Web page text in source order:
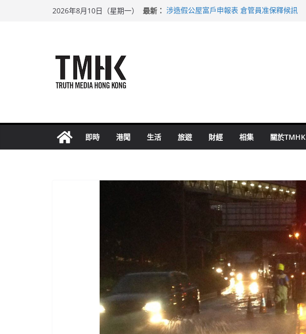
2026年8月10日（星期一） 最新： 涉造假公屋富戶申報表 倉管員准保釋候訊
即時 港聞 生活 旅遊 財經 相集 關於TMHK